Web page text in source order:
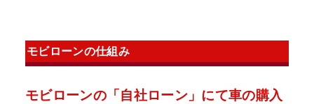
モビローンの仕組み
モビローンの「自社ローン」にて車の購入